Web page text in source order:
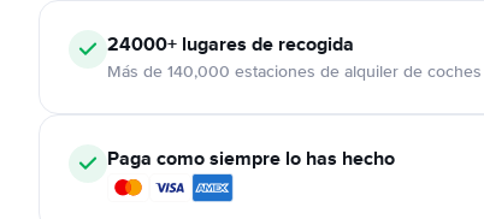
24000+ lugares de recogida
Más de 140,000 estaciones de alquiler de
Paga como siempre lo has hecho